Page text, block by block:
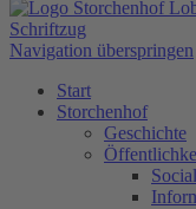
Navigation überspringen
Start
Storchenhof
Geschichte